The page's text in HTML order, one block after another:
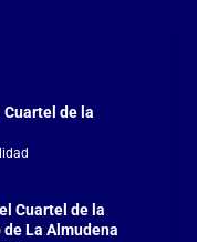
Cuartel de la
Cuartel de la
La Almudena